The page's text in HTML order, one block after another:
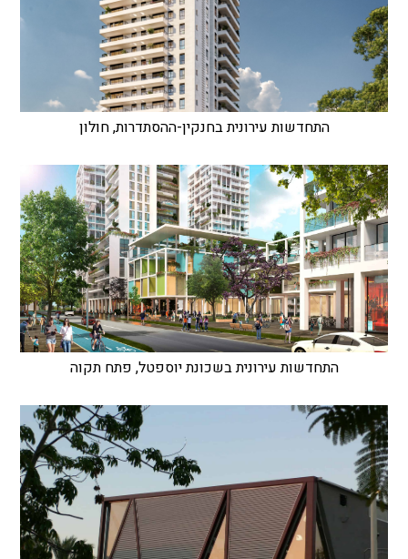
התחדשות עירונית בחנקין-ההסתדרות, חולון
התחדשות עירונית בשכונת יוספטל, פתח תקוה